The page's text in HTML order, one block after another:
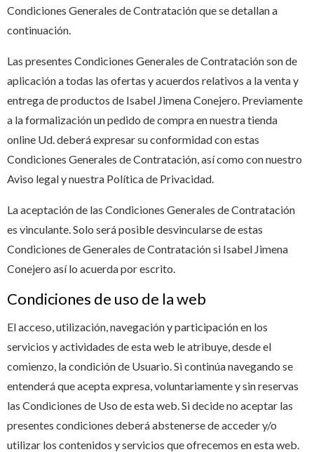
Condiciones Generales de Contratación que se detallan a
continuación.
Las presentes Condiciones Generales de Contratación son de
aplicación a todas las ofertas y acuerdos relativos a la venta y
entrega de productos de Isabel Jimena Conejero. Previamente
a la formalización un pedido de compra en nuestra tienda
online Ud. deberá expresar su conformidad con estas
Condiciones Generales de Contratación, así como con nuestro
Aviso legal y nuestra Política de Privacidad.
La aceptación de las Condiciones Generales de Contratación
es vinculante. Solo será posible desvincularse de estas
Condiciones de Generales de Contratación si Isabel Jimena
Conejero así lo acuerda por escrito.
Condiciones de uso de la web
El acceso, utilización, navegación y participación en los
servicios y actividades de esta web le atribuye, desde el
comienzo, la condición de Usuario. Si continúa navegando se
entenderá que acepta expresa, voluntariamente y sin reservas
las Condiciones de Uso de esta web. Si decide no aceptar las
presentes condiciones deberá abstenerse de acceder y/o
utilizar los contenidos y servicios que ofrecemos en esta web.